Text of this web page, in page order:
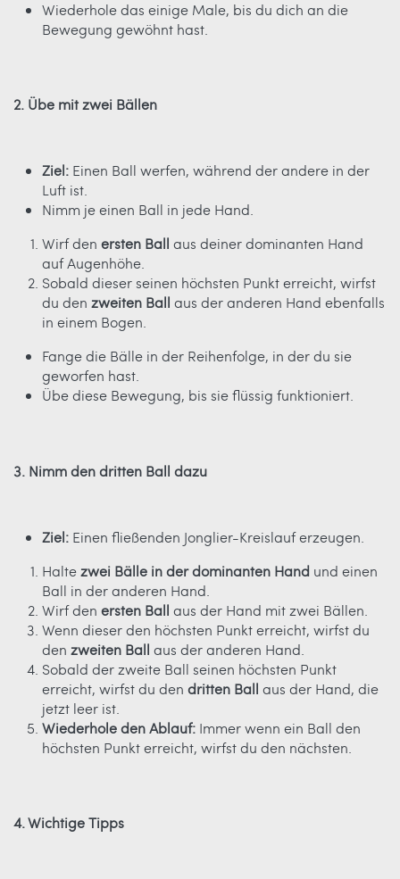
Wiederhole das einige Male, bis du dich an die
Bewegung gewöhnt hast.
2. Übe mit zwei Bällen
Ziel: Einen Ball werfen, während der andere in der
Luft ist.
Nimm je einen Ball in jede Hand.
Wirf den ersten Ball aus deiner dominanten Hand
auf Augenhöhe.
Sobald dieser seinen höchsten Punkt erreicht, wirfst
du den zweiten Ball aus der anderen Hand ebenfalls
in einem Bogen.
Fange die Bälle in der Reihenfolge, in der du sie
geworfen hast.
Übe diese Bewegung, bis sie flüssig funktioniert.
3. Nimm den dritten Ball dazu
Ziel: Einen fließenden Jonglier-Kreislauf erzeugen.
Haltezwei Bälle in der dominanten Hand und einen
Ball in der anderen Hand.
Wirf den ersten Ball aus der Hand mit zwei Bällen.
Wenn dieser den höchsten Punkt erreicht, wirfst du
den zweiten Ball aus der anderen Hand.
Sobald der zweite Ball seinen höchsten Punkt
erreicht, wirfst du den dritten Ball aus der Hand, die
jetzt leer ist.
Wiederhole den Ablauf: Immer wenn ein Ball den
höchsten Punkt erreicht, wirfst du den nächsten.
4. Wichtige Tipps